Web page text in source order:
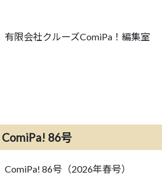
有限会社クルーズComiPa！編集室
ComiPa! 86号
ComiPa! 86号（2026年春号）